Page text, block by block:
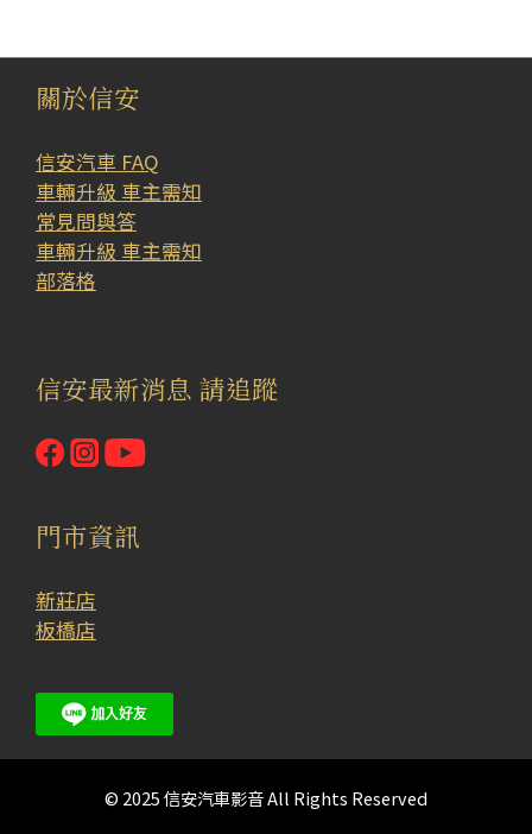
關於信安
信安汽車 FAQ
車輛升級 車主需知
常見問與答
車輛升級 車主需知
部落格
信安最新消息 請追蹤
門市資訊
新莊店
板橋店
© 2025 信安汽車影音 All Rights Reserved